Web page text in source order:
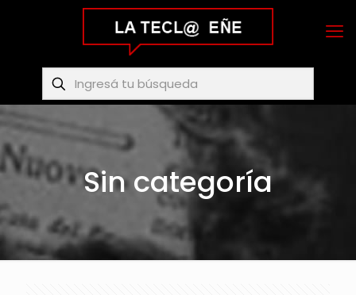
Sin categoría